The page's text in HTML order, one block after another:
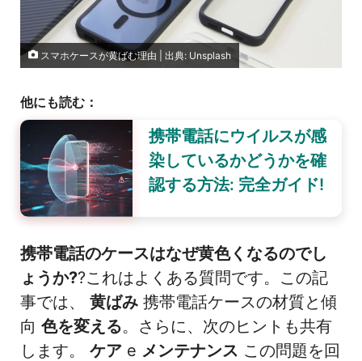
スマホケースが黄ばむ理由 | 出典: Unsplash
他にも読む：
携帯電話にウイルスが感
染しているかどうかを確
認する方法: 完全ガイド!
携帯電話のケースはなぜ黄色くなるのでし
ょうか??これはよくある質問です。この記
事では、 黄ばみ 携帯電話ケースの材質と傾
向 色を変える。さらに、次のヒントも共有
します。 ケア e メンテナンス この問題を回